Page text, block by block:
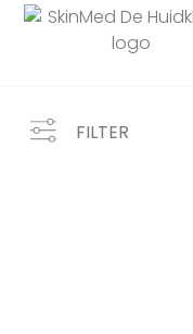
FILTER